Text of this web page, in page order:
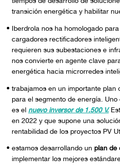
transición energética y habilitar
Iberdrola nos ha homologado
cargadores rectificadores
requieren sus subestaciones e
nos convierte en agente clave
energética hacia microrredes
trabajamos en un importante plan
para el segmento de energía.
es el nuevo inversor de 1.500 V.
en 2022 y que supone una
rentabilidad de los proyectos PV
estamos desarrollando un plan de
implementar los mejores